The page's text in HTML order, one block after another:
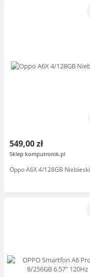
549,00 zł
Sklep komputronik.pl
Oppo A6X 4/128GB Niebieski